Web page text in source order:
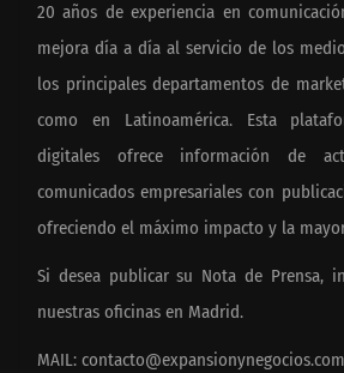
20 años de experiencia en
mejora día a día al servicio de los
los principales departamentos de
como en Latinoamérica. Esta
digitales ofrece información de
comunicados empresariales con
ofreciendo el máximo impacto y la
Si desea publicar su Nota de Prensa,
nuestras oficinas en Madrid.
MAIL: contacto@expansionynegocios.com